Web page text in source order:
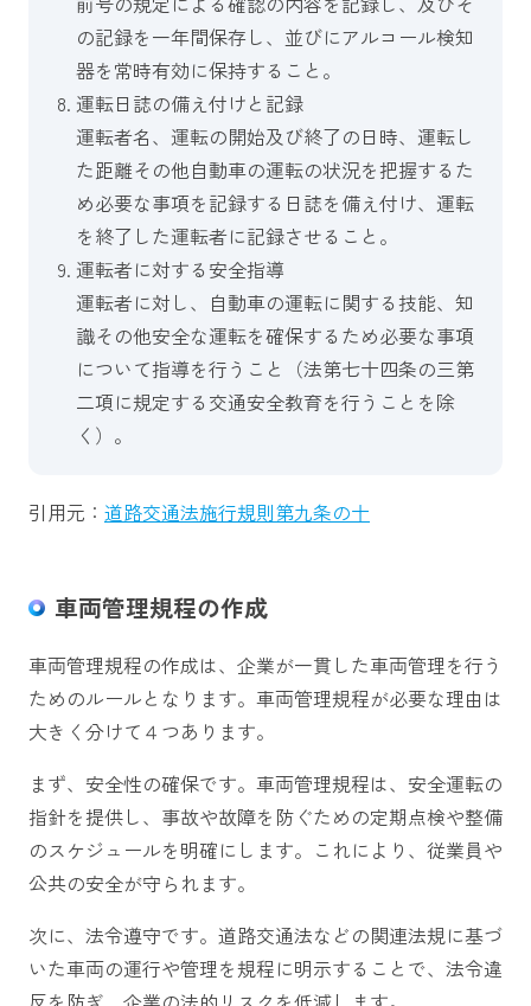
の記録を一年間保存し、並びにアルコール検知
器を常時有効に保持すること。
運転日誌の備え付けと記録
運転者名、運転の開始及び終了の日時、運転し
た距離その他自動車の運転の状況を把握するた
め必要な事項を記録する日誌を備え付け、運転
を終了した運転者に記録させること。
運転者に対する安全指導
運転者に対し、自動車の運転に関する技能、知
識その他安全な運転を確保するため必要な事項
について指導を行うこと（法第七十四条の三第
二項に規定する交通安全教育を行うことを除
く）。
引用元： 道路交通法施行規則第九条の十
車両管理規程の作成
車両管理規程の作成は、企業が一貫した車両管理を行う
ためのルールとなります。車両管理規程が必要な理由は
大きく分けて４つあります。
まず、安全性の確保です。車両管理規程は、安全運転の
指針を提供し、事故や故障を防ぐための定期点検や整備
のスケジュールを明確にします。これにより、従業員や
公共の安全が守られます。
次に、法令遵守です。道路交通法などの関連法規に基づ
いた車両の運行や管理を規程に明示することで、法令違